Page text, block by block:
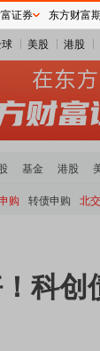
美股 港股
基金 港股
购 转债申购 北
科创
证券 东方财富